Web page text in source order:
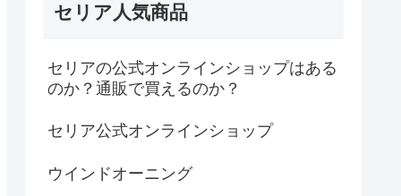
セリア人気商品
セリアの公式オンラインショップはある
のか？通販で買えるのか？
セリア公式オンラインショップ
ウインドオーニング